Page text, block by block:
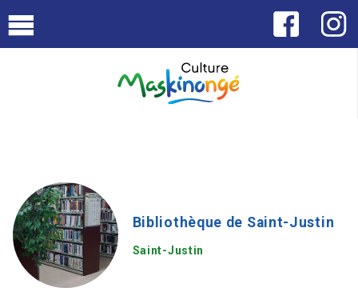
Bibliothèque de Saint-Justin
Saint-Justin